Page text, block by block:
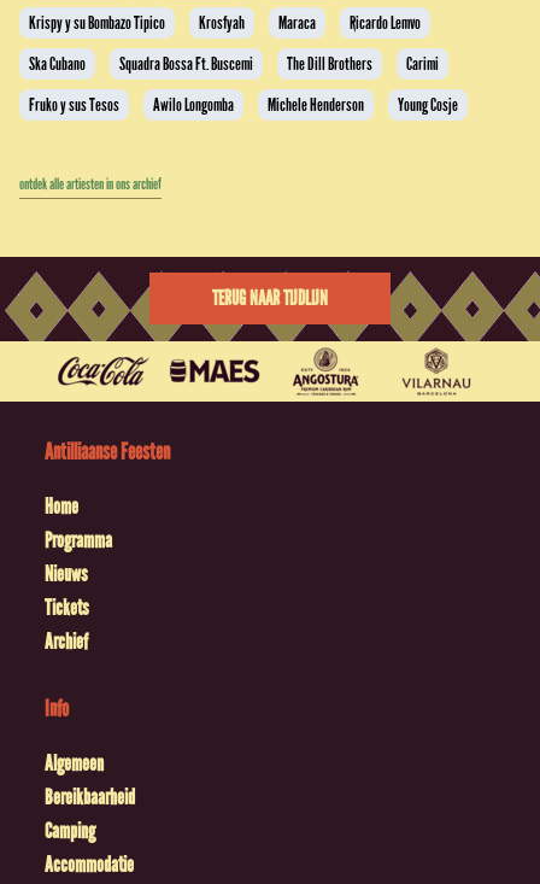
Krispy y su Bombazo Tipico
Krosfyah Maraca
Ricardo Lemvo
Ska Cubano
Squadra Bossa Ft. Buscemi The Dill Brothers
Carimi
Fruko y sus Tesos
Awilo Longomba Michele Henderson Young Cosje
ontdek alle artiesten in ons archief
TERUG NAAR TIJDLIJN
Antilliaanse Feesten
Home
Programma
Nieuws
Tickets
Archief
Info
Algemeen
Bereikbaarheid
Camping
Accommodatie